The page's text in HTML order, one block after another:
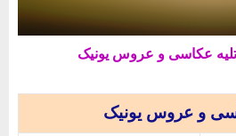
عکاسی و عروس یونیک
و عروس یونیک